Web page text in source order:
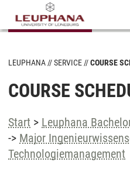
LEUPHANA SERVICE COURSE
COURSE
Start > Leuphana
-> Major
Technologiemanagement